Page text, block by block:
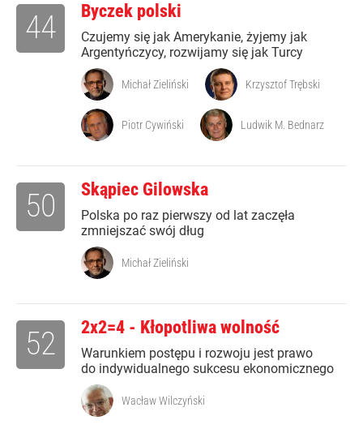
Byczek polski
Czujemy się jak Amerykanie, żyjemy jak
Argentyńczycy, rozwijamy się jak Turcy
44
Michał Zieliński Krzysztof Trębski
Piotr Cywiński Ludwik M. Bednarz
Skąpiec Gilowska
Polska po raz pierwszy od lat zaczęła
zmniejszać swój dług
50
Michał Zieliński
2x2=4 - Kłopotliwa wolność
Warunkiem postępu i rozwoju jest prawo
do indywidualnego sukcesu ekonomicznego
52
Wacław Wilczyński